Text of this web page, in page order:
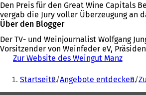
Den Preis für den Great Wine Capitals
vergab die Jury voller Überzeugung an
Über den Blogger
Der TV- und Weinjournalist Wolfgang
Vorsitzender von Weinfeder eV,
Zur Website des Weingut Manz(
f
f
Sie
befinden
Startseite Angebote entdecken